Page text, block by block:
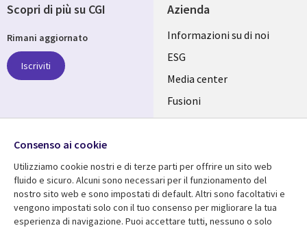
Azienda
Useful
links
ITALY
IT
Informazioni su di noi
ESG
Media center
Fusioni
Investitori
Centro risorse Aiuto
Scopri di più su CGI
Rimani aggiornato
Iscriviti
Consenso ai cookie
Utilizziamo cookie nostri e di terze parti per offrire un sito web
fluido e sicuro. Alcuni sono necessari per il funzionamento del
nostro sito web e sono impostati di default. Altri sono facoltativi e
vengono impostati solo con il tuo consenso per migliorare la tua
esperienza di navigazione. Puoi accettare tutti, nessuno o solo